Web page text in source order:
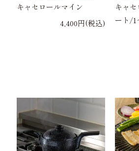
キャセロールマイン
4,400円(税込)
キャ
ート/1